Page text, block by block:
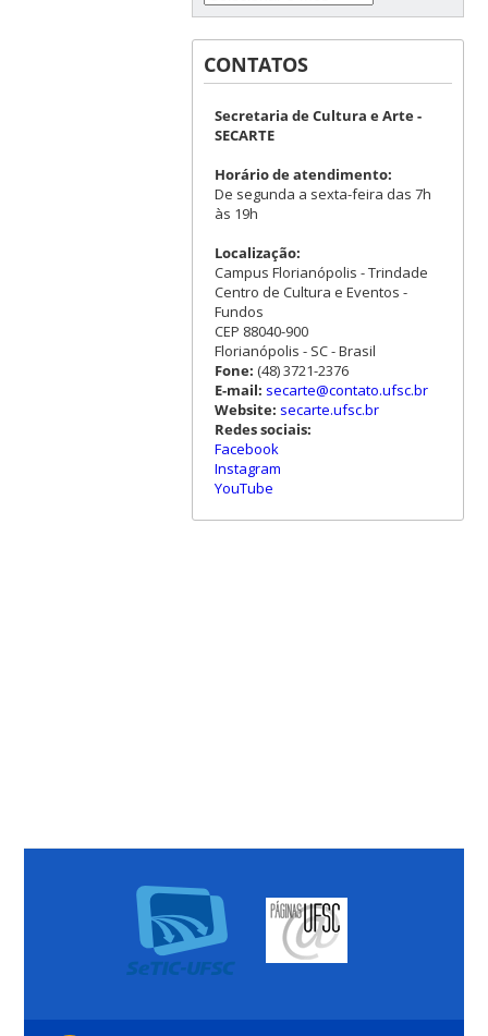
CONTATOS
Secretaria de Cultura e Arte -
SECARTE
Horário de atendimento:
De segunda a sexta-feira das 7h
às 19h
Localização:
Campus Florianópolis - Trindade
Centro de Cultura e Eventos -
Fundos
CEP 88040-900
Florianópolis - SC - Brasil
Fone: (48) 3721-2376
E-mail: secarte@contato.ufsc.br
Website: secarte.ufsc.br
Redes sociais:
Facebook
Instagram
YouTube